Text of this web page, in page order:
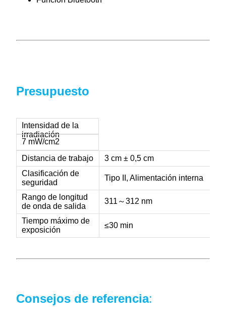
Presupuesto
Intensidad de la
irradiación
7 mW/cm2
Distancia de trabajo
3 cm ± 0,5 cm
Clasificación de
seguridad
Tipo II, Alimentación interna
Rango de longitud
de onda de salida
311～312 nm
Tiempo máximo de
exposición
≤30 min
Consejos de referencia: